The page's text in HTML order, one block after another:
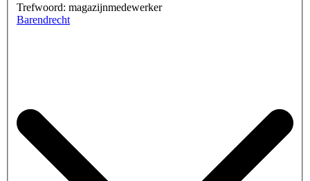
Trefwoord: magazijnmedewerker
Barendrecht